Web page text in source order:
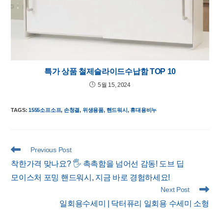
특가 상품 철제슬라이드수납함 TOP 10
5월 15, 2024
TAGS:1555소프소프, 손청결, 위생용품, 핸드워시, 휴대용비누
Read
articles
Previous Post
착한가격 맞나요? 🖐️ 촉촉함을 넘어선 감동! 도브 딥
모이스처 포밍 핸드워시, 지금 바로 경험하세요!
Next Post
일회용수세미 | 닥터퓨리 일회용 수세미 소형